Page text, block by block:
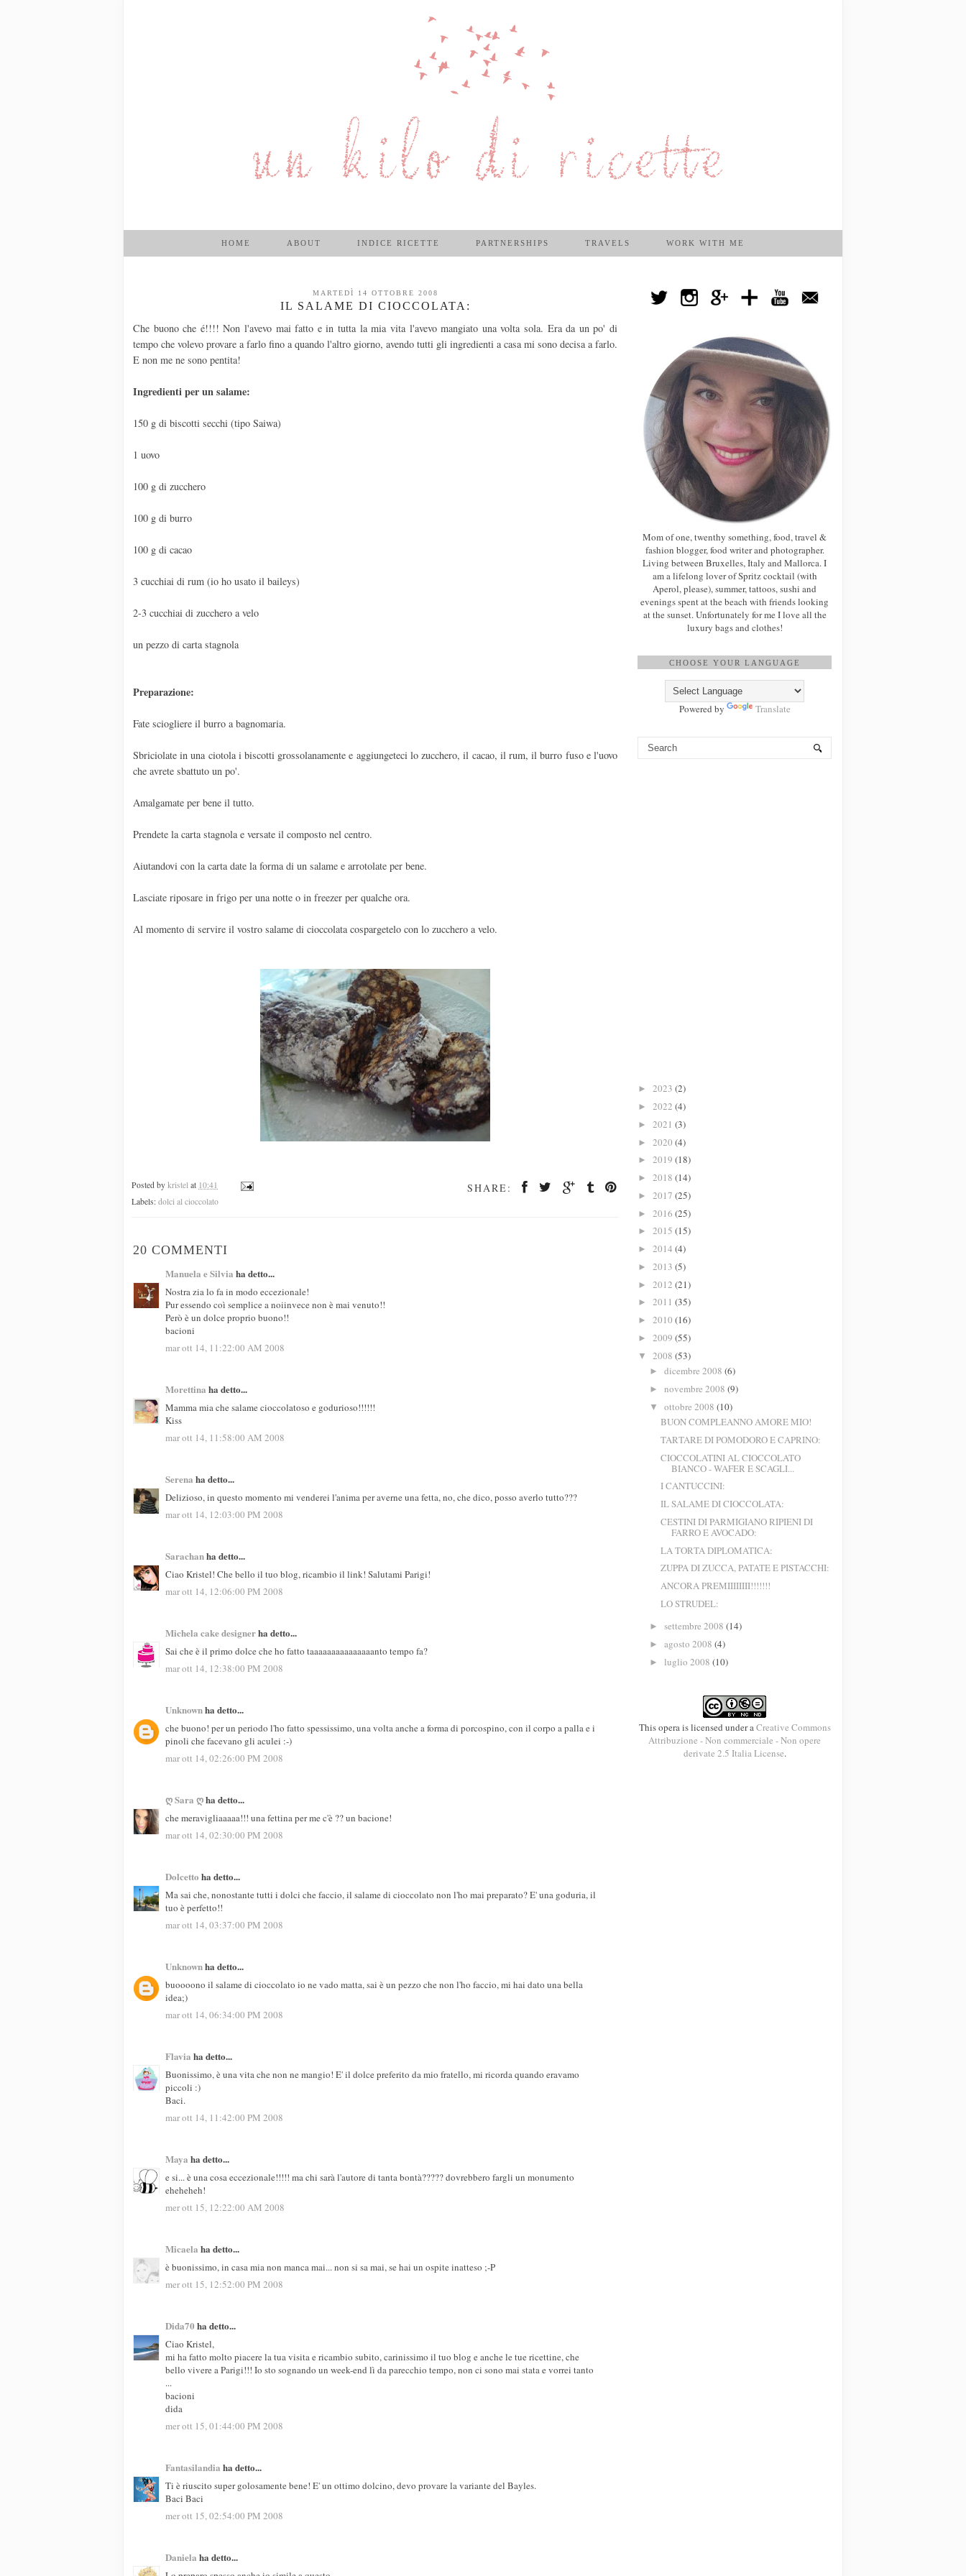
HOME ABOUT INDICE RICETTE PARTNERSHIPS TRAVELS WORK WITH ME
MARTEDÌ 14 OTTOBRE 2008
IL SALAME DI CIOCCOLATA:
Che buono che é!!!! Non l'avevo mai fatto e in tutta la mia vita l'avevo mangiato una volta sola. Era da un po' di
tempo che volevo provare a farlo fino a quando l'altro giorno, avendo tutti gli ingredienti a casa mi sono decisa a farlo.
E non me ne sono pentita!
Ingredienti per un salame:
150 g di biscotti secchi (tipo Saiwa)
1 uovo
100 g di zucchero
100 g di burro
100 g di cacao
3 cucchiai di rum (io ho usato il baileys)
2-3 cucchiai di zucchero a velo
un pezzo di carta stagnola
Preparazione:
Fate sciogliere il burro a bagnomaria.
Sbriciolate in una ciotola i biscotti grossolanamente e aggiungeteci lo zucchero, il cacao, il rum, il burro fuso e l'uovo
che avrete sbattuto un po'.
Amalgamate per bene il tutto.
Prendete la carta stagnola e versate il composto nel centro.
Aiutandovi con la carta date la forma di un salame e arrotolate per bene.
Lasciate riposare in frigo per una notte o in freezer per qualche ora.
Al momento di servire il vostro salame di cioccolata cospargetelo con lo zucchero a velo.
SHARE:
Posted by kristel at 10:41
Labels: dolci al cioccolato
20 COMMENTI
Manuela e Silvia ha detto...
Nostra zia lo fa in modo eccezionale!
Pur essendo coì semplice a noiinvece non è mai venuto!!
Però è un dolce proprio buono!!
bacioni
mar ott 14, 11:22:00 AM 2008
Morettina ha detto...
Mamma mia che salame cioccolatoso e godurioso!!!!!!
Kiss
mar ott 14, 11:58:00 AM 2008
Serena ha detto...
Delizioso, in questo momento mi venderei l'anima per averne una fetta, no, che dico, posso averlo tutto???
mar ott 14, 12:03:00 PM 2008
Sarachanha detto...
Ciao Kristel! Che bello il tuo blog, ricambio il link! Salutami Parigi!
mar ott 14, 12:06:00 PM 2008
Michela cake designerha detto...
Sai che è il primo dolce che ho fatto taaaaaaaaaaaaaaanto tempo fa?
mar ott 14, 12:38:00 PM 2008
Unknownha detto...
che buono! per un periodo l'ho fatto spessissimo, una volta anche a forma di porcospino, con il corpo a palla e i
pinoli che facevano gli aculei :-)
mar ott 14, 02:26:00 PM 2008
ღ Sara ღha detto...
che meravigliaaaaa!!! una fettina per me c'è ?? un bacione!
mar ott 14, 02:30:00 PM 2008
Dolcetto ha detto...
Ma sai che, nonostante tutti i dolci che faccio, il salame di cioccolato non l'ho mai preparato? E' una goduria, il
tuo è perfetto!!
mar ott 14, 03:37:00 PM 2008
Unknownha detto...
buoooono il salame di cioccolato io ne vado matta, sai è un pezzo che non l'ho faccio, mi hai dato una bella
idea;)
mar ott 14, 06:34:00 PM 2008
Flavia ha detto...
Buonissimo, è una vita che non ne mangio! E' il dolce preferito da mio fratello, mi ricorda quando eravamo
piccoli :)
Baci.
mar ott 14, 11:42:00 PM 2008
Maya ha detto...
e si... è una cosa eccezionale!!!!! ma chi sarà l'autore di tanta bontà????? dovrebbero fargli un monumento
eheheheh!
mer ott 15, 12:22:00 AM 2008
Micaela ha detto...
è buonissimo, in casa mia non manca mai... non si sa mai, se hai un ospite inatteso ;-P
mer ott 15, 12:52:00 PM 2008
Dida70 ha detto...
Ciao Kristel,
mi ha fatto molto piacere la tua visita e ricambio subito, carinissimo il tuo blog e anche le tue ricettine, che
bello vivere a Parigi!!! Io sto sognando un week-end lì da parecchio tempo, non ci sono mai stata e vorrei tanto
...
bacioni
dida
mer ott 15, 01:44:00 PM 2008
Fantasilandia ha detto...
Ti è riuscito super golosamente bene! E' un ottimo dolcino, devo provare la variante del Bayles.
Baci Baci
mer ott 15, 02:54:00 PM 2008
Daniela ha detto...
Mom of one, twenthy something, food, travel &
fashion blogger, food writer and photographer.
Living between Bruxelles, Italy and Mallorca. I
am a lifelong lover of Spritz cocktail (with
Aperol, please), summer, tattoos, sushi and
evenings spent at the beach with friends looking
at the sunset. Unfortunately for me I love all the
luxury bags and clothes!
CHOOSE YOUR LANGUAGE
Powered by Translate
► 2023 (2)
► 2022 (4)
► 2021 (3)
► 2020 (4)
► 2019 (18)
► 2018 (14)
► 2017 (25)
► 2016 (25)
► 2015 (15)
► 2014 (4)
► 2013 (5)
► 2012 (21)
► 2011 (35)
► 2010 (16)
► 2009 (55)
▼ 2008 (53)
► dicembre 2008 (6)
► novembre 2008 (9)
▼ ottobre 2008 (10)
BUON COMPLEANNO AMORE MIO!
TARTARE DI POMODORO E CAPRINO:
CIOCCOLATINI AL CIOCCOLATO
BIANCO - WAFER E SCAGLI...
I CANTUCCINI:
IL SALAME DI CIOCCOLATA:
CESTINI DI PARMIGIANO RIPIENI DI
FARRO E AVOCADO:
LA TORTA DIPLOMATICA:
ZUPPA DI ZUCCA, PATATE E PISTACCHI:
ANCORA PREMIIIIIIII!!!!!!!
LO STRUDEL:
► settembre 2008 (14)
► agosto 2008 (4)
► luglio 2008 (10)
This opera is licensed under aCreative Commons
Attribuzione - Non commerciale - Non opere
derivate 2.5 Italia License.